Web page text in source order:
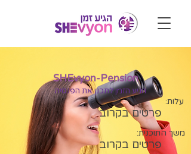
SHEvyon-Pension
הגיע הזמן לתכנן את הפנסיה
עלות:
פרטים בקרוב
משך התוכנית:
פרטים בקרוב